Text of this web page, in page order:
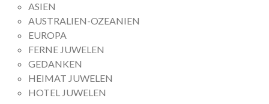
ASIEN
AUSTRALIEN-OZEANIEN
EUROPA
FERNE JUWELEN
GEDANKEN
HEIMAT JUWELEN
HOTEL JUWELEN